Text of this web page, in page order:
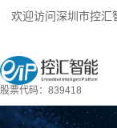
欢迎访问深圳市控汇
股票代码：839418